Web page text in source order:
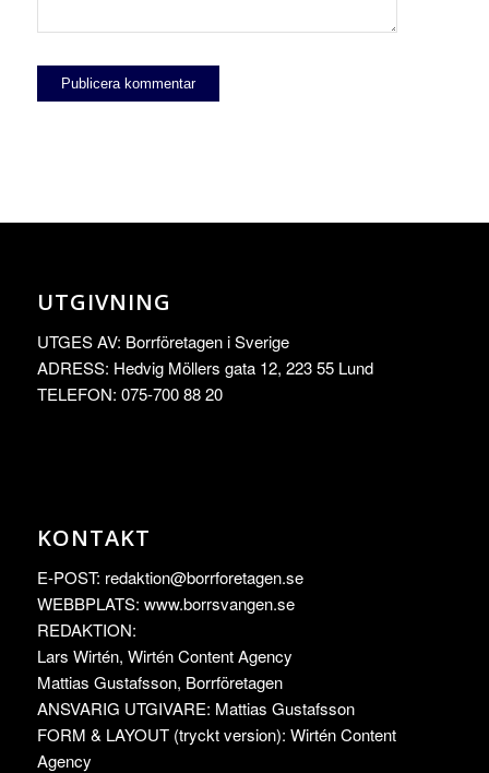
UTGIVNING
UTGES AV: Borrföretagen i Sverige
ADRESS: Hedvig Möllers gata 12, 223 55 Lund
TELEFON: 075-700 88 20
KONTAKT
E-POST: redaktion@borrforetagen.se
WEBBPLATS: www.borrsvangen.se
REDAKTION:
Lars Wirtén, Wirtén Content Agency
Mattias Gustafsson, Borrföretagen
ANSVARIG UTGIVARE: Mattias Gustafsson
FORM & LAYOUT (tryckt version): Wirtén Content
Agency